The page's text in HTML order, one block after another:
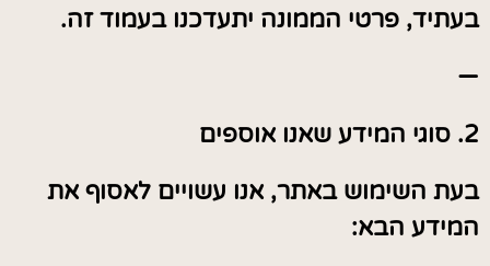
בעתיד, פרטי הממונה יתעדכנו בעמוד זה.
—
2. סוגי המידע שאנו אוספים
בעת השימוש באתר, אנו עשויים לאסוף את
המידע הבא: